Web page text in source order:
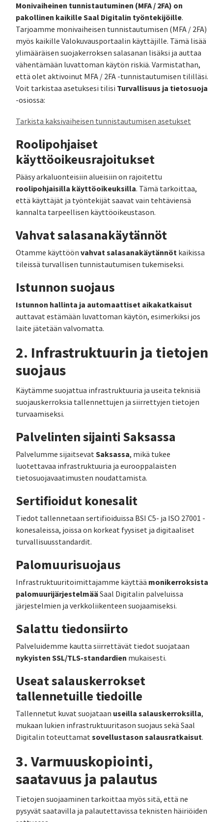
Monivaiheinen tunnistautuminen (MFA / 2FA) on
pakollinen kaikille Saal Digitalin työntekijöille.
Tarjoamme monivaiheisen tunnistautumisen (MFA / 2FA)
myös kaikille Valokuvausportaalin käyttäjille. Tämä lisää
ylimääräisen suojakerroksen salasanan lisäksi ja auttaa
vähentämään luvattoman käytön riskiä. Varmistathan,
että olet aktivoinut MFA / 2FA -tunnistautumisen tililläsi.
Voit tarkistaa asetuksesi tilisi Turvallisuus ja tietosuoja
-osiossa:
Tarkista kaksivaiheisen tunnistautumisen asetukset
Roolipohjaiset
käyttöoikeusrajoitukset
Pääsy arkaluonteisiin alueisiin on rajoitettu
roolipohjaisilla käyttöoikeuksilla. Tämä tarkoittaa,
että käyttäjät ja työntekijät saavat vain tehtäviensä
kannalta tarpeellisen käyttöoikeustason.
Vahvat salasanakäytännöt
Otamme käyttöön vahvat salasanakäytännöt kaikissa
tileissä turvallisen tunnistautumisen tukemiseksi.
Istunnon suojaus
Istunnon hallinta ja automaattiset aikakatkaisut
auttavat estämään luvattoman käytön, esimerkiksi jos
laite jätetään valvomatta.
2. Infrastruktuurin ja tietojen
suojaus
Käytämme suojattua infrastruktuuria ja useita teknisiä
suojauskerroksia tallennettujen ja siirrettyjen tietojen
turvaamiseksi.
Palvelinten sijainti Saksassa
Palvelumme sijaitsevatSaksassa, mikä tukee
luotettavaa infrastruktuuria ja eurooppalaisten
tietosuojavaatimusten noudattamista.
Sertifioidut konesalit
Tiedot tallennetaan sertifioiduissa BSI C5- ja ISO 27001 -
konesaleissa, joissa on korkeat fyysiset ja digitaaliset
turvallisuusstandardit.
Palomuurisuojaus
Infrastruktuuritoimittajamme käyttää monikerroksista
palomuurijärjestelmääSaal Digitalin palveluissa
järjestelmien ja verkkoliikenteen suojaamiseksi.
Salattu tiedonsiirto
Palveluidemme kautta siirrettävät tiedot suojataan
nykyisten SSL/TLS-standardien mukaisesti.
Useat salauskerrokset
tallennetuille tiedoille
Tallennetut kuvat suojataan useilla salauskerroksilla,
mukaan lukien infrastruktuuritason suojaus sekä Saal
Digitalin toteuttamatsovellustason salausratkaisut.
3. Varmuuskopiointi,
saatavuus ja palautus
Tietojen suojaaminen tarkoittaa myös sitä, että ne
pysyvät saatavilla ja palautettavissa teknisten häiriöiden